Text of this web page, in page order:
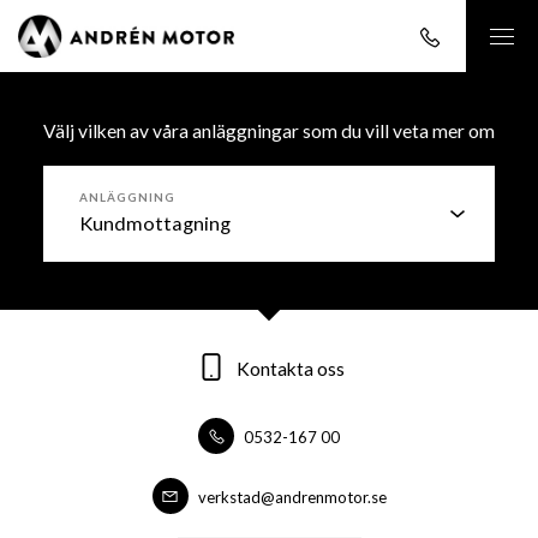
Välj vilken av våra anläggningar som du vill veta mer om
ANLÄGGNING
Kontakta oss
0532-167 00
verkstad@andrenmotor.se
Kontakta oss
0532-16700
verkstad@andrenmotor.se
Kontakta oss
0532-16700
forsaljning@andrenmotor.se